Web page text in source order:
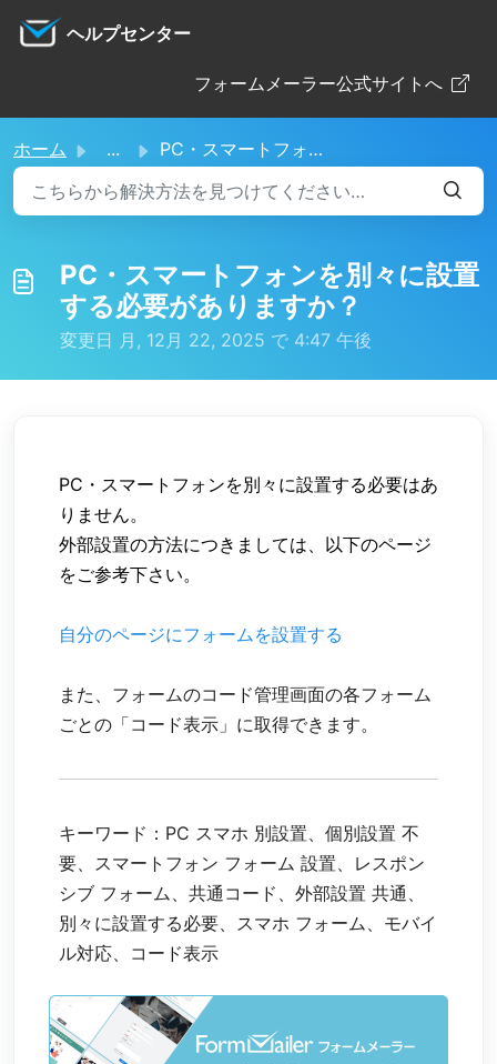
ヘルプセンター
フォームメーラー公式サイトへ
ホーム ... PC・スマートフォンを別々に設置する必要がありますか？
PC・スマートフォンを別々に設置
する必要がありますか？
変更日 月, 12月 22, 2025 で 4:47 午後
PC・スマートフォンを別々に設置する必要はあ
りません。
外部設置の方法につきましては、以下のページ
をご参考下さい。
自分のページにフォームを設置する
また、フォームのコード管理画面の各フォーム
ごとの「コード表示」に取得できます。
キーワード：PC スマホ 別設置、個別設置 不
要、スマートフォン フォーム 設置、レスポン
シブ フォーム、共通コード、外部設置 共通、
別々に設置する必要、スマホ フォーム、モバイ
ル対応、コード表示